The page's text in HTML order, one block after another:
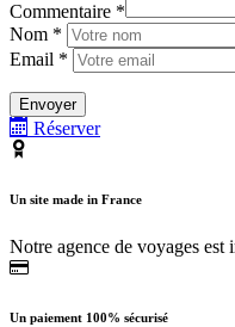
Commentaire *
Nom *
Email *
Réserver
Un site made in France
Notre agence de voyages est
Un paiement 100% sécurisé